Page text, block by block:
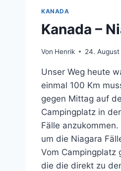
KANADA
Kanada –
Von Henrik 24. August
Unser Weg heute
einmal 100 Km
gegen Mittag auf
Campingplatz in
Fälle
um die Niagara
Vom Campingplatz
die die direkt zu